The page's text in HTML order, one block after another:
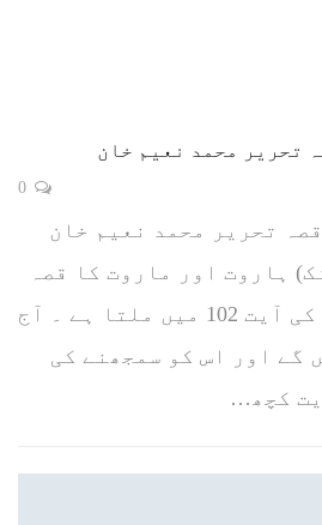
تحریر محمد نعیم خان
تحریر محمد نعیم خان
ہاروت اور ماروت کا قصہ
ہمیں سورہ البقرہ کی آیت 102 میں ملتا ہے ۔ آج
گے اور اس کو سمجھنے کی
کچھ…